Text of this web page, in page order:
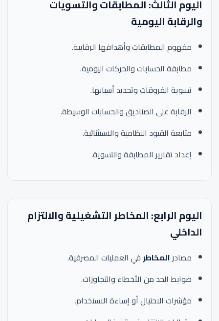
اليوم الثالث: المطابقات والتسويات
والرقابة اليومية
مفهوم المطابقات وأهدافها الرقابية.
مطابقة الحسابات والحركات اليومية.
تسوية الفروقات وتحديد أسبابها.
الرقابة على الصناديق والحسابات الوسيطة.
متابعة القيود النظامية والاستثنائية.
إعداد تقارير المطابقة والتسوية.
اليوم الرابع: المخاطر التشغيلية والالتزام
الداخلي
مصادرالمخاطرفي العمليات المصرفية.
ضوابط الحد من الأخطاء والتجاوزات.
مؤشرات الاحتيال أو إساءة الاستخدام.